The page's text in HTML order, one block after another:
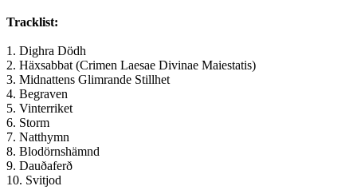
Tracklist:
1. Dighra Dödh
2. Häxsabbat (Crimen Laesae Divinae Maiestatis)
3. Midnattens Glimrande Stillhet
4. Begraven
5. Vinterriket
6. Storm
7. Natthymn
8. Blodörnshämnd
9. Dauðaferð
10. Svitjod